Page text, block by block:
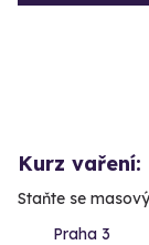
Kurz
Staňte se
Praha 3